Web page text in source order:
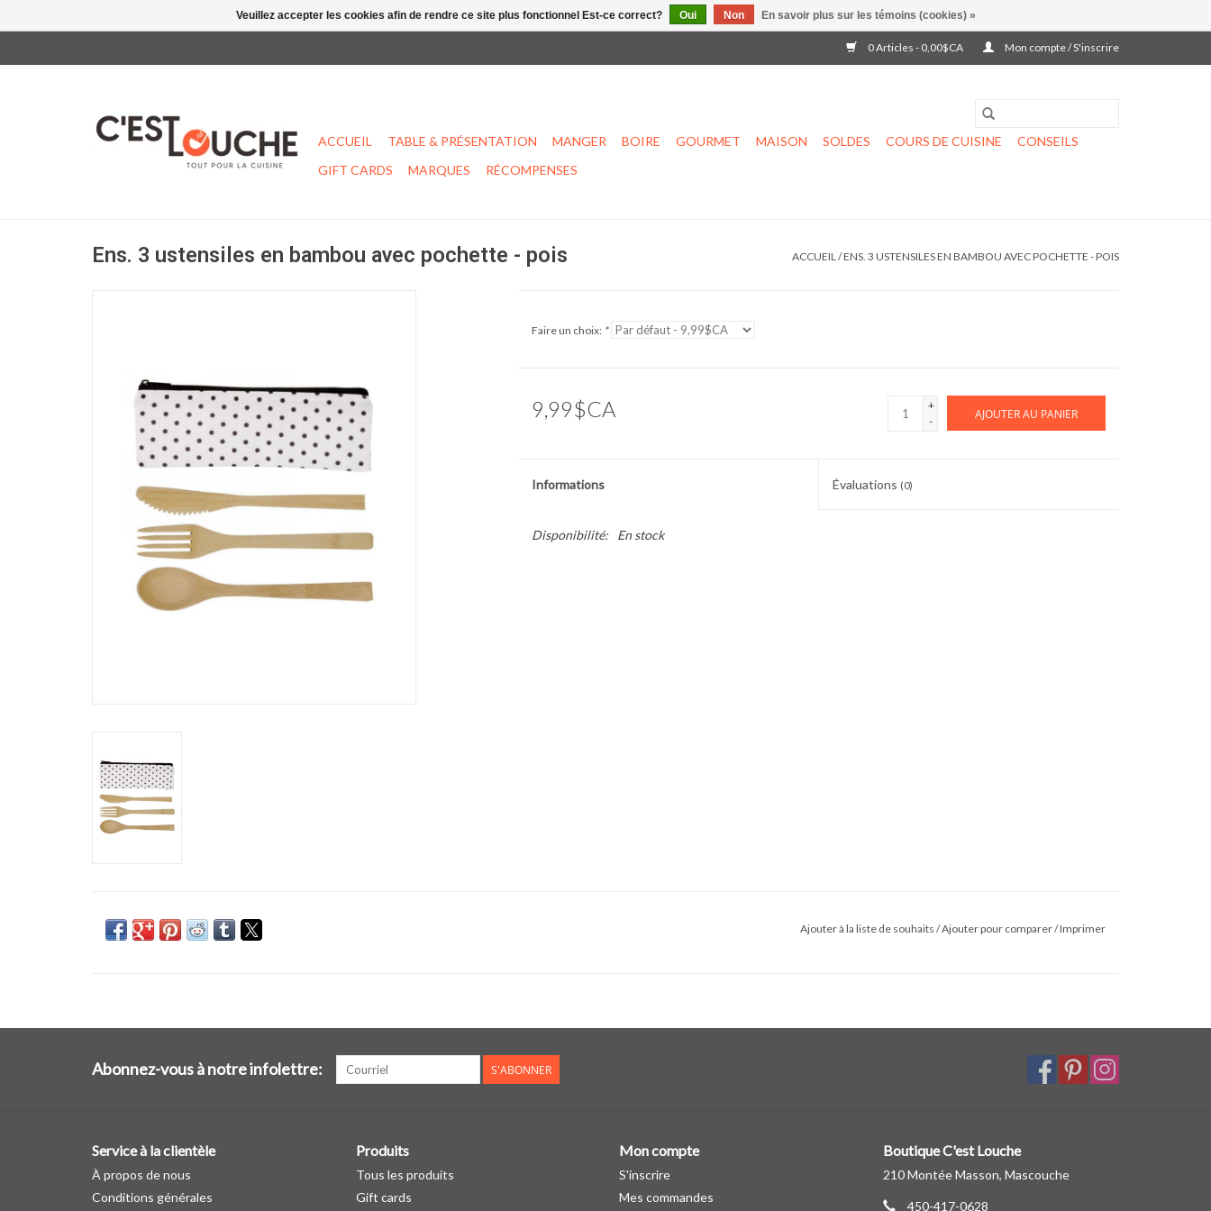
0 Articles - 0,00$CA Mon compte / S'inscrire
ACCUEIL TABLE & PRÉSENTATION MANGER BOIRE GOURMET MAISON SOLDES COURS DE CUISINE
CONSEILS
GIFT CARDS
MARQUES RÉCOMPENSES
Ens. 3 ustensiles en bambou avec pochette - pois ACCUEIL/ENS. 3 USTENSILES EN BAMBOU AVEC POCHETTE - POIS
Faire un choix: *
9,99$CA
+
-
AJOUTER AU PANIER
Informations Évaluations (0)
Disponibilité: En stock
Ajouter à la liste de souhaits /Ajouter pour comparer/Imprimer
Abonnez-vous à notre infolettre: S'ABONNER
Service à la clientèle
À propos de nous
Conditions générales
Produits
Tous les produits
Gift cards
Mon compte
S'inscrire
Mes commandes
Boutique C'est Louche
210 Montée Masson, Mascouche
450-417-0628
Veuillez accepter les cookies afin de rendre ce site plus fonctionnel Est-ce correct? Oui Non En savoir plus sur les témoins (cookies) »